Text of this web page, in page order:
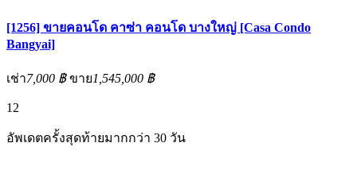
[1256] ขายคอนโด คาซ่า คอนโด บางใหญ่ [Casa Condo
Bangyai]
เช่า7,000 ฿ ขาย1,545,000 ฿
12
อัพเดตครั้งสุดท้ายมากกว่า 30 วัน